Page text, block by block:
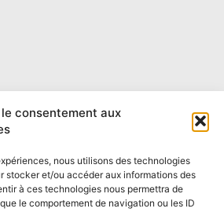
consentement aux
nous utilisons des technologies
stocker et/ou accéder aux informations des
à ces technologies nous permettra de
le comportement de navigation ou les ID